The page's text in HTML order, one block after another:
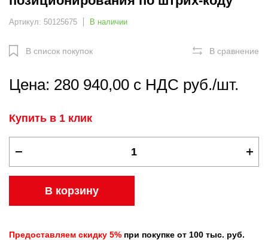
Артикул: 50125675 В наличии
В список покупок В сравнение
Цена: 280 940,00 с НДС руб./шт.
Купить в 1 клик
В корзину
Предоставляем скидку 5% при покупке от 100 тыс. руб.